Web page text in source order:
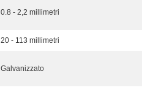
0.8 - 2,2 millimetri
20 - 113 millimetri
Galvanizzato